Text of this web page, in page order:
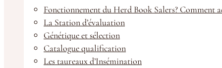
Fonctionnement du Herd Book Salers? Comment
La Station d’évaluation
Génétique et sélection
Catalogue qualification
Les taureaux d’Insémination